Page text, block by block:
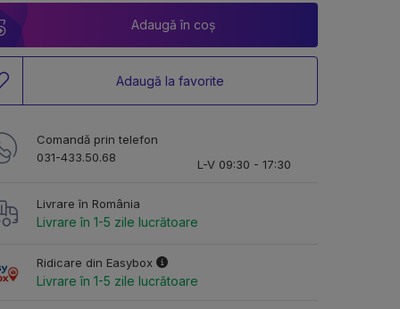
Adaugă în coș
Adaugă la favorite
Comandă prin telefon
031-433.50.68
L-V 09:30 - 17:30
Livrare în România
Livrare în 1-5 zile lucrătoare
Ridicare din Easybox
Livrare în 1-5 zile lucrătoare